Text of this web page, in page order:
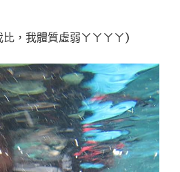
，我體質虛弱ㄚㄚㄚㄚ)